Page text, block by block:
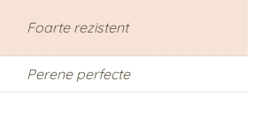
Foarte rezistent
Perene perfecte